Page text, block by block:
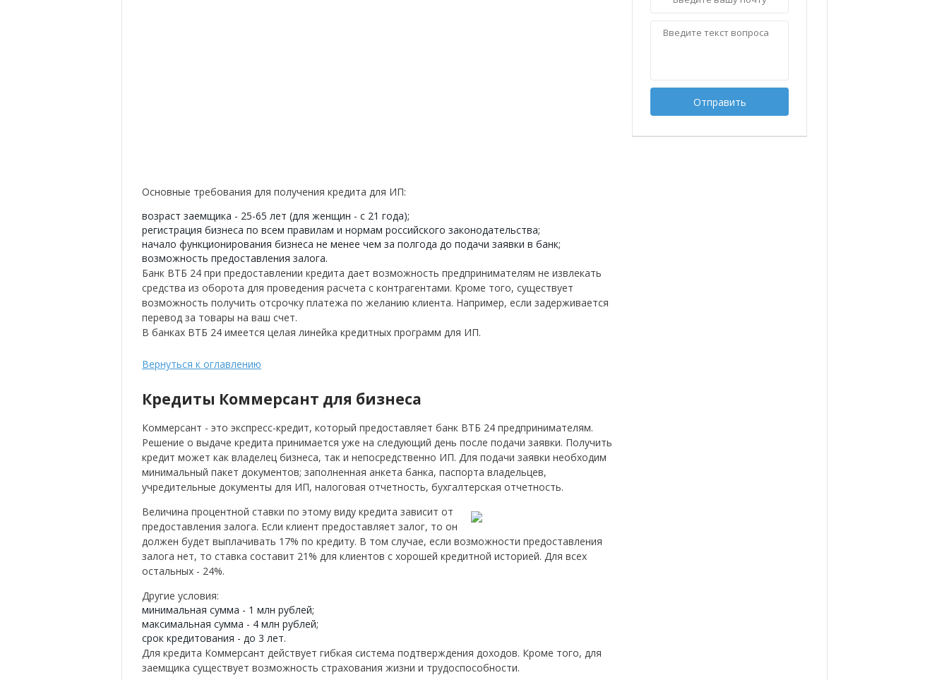
Основные требования для получения кредита для ИП:
возраст заемщика - 25-65 лет (для женщин - с 21 года);
регистрация бизнеса по всем правилам и нормам российского законодательства;
начало функционирования бизнеса не менее чем за полгода до подачи заявки в банк;
возможность предоставления залога.
Банк ВТБ 24 при предоставлении кредита дает возможность предпринимателям не извлекать
средства из оборота для проведения расчета с контрагентами. Кроме того, существует
возможность получить отсрочку платежа по желанию клиента. Например, если задерживается
перевод за товары на ваш счет.
В банках ВТБ 24 имеется целая линейка кредитных программ для ИП.
Вернуться к оглавлению
Кредиты Коммерсант для бизнеса
Коммерсант - это экспресс-кредит, который предоставляет банк ВТБ 24 предпринимателям.
Решение о выдаче кредита принимается уже на следующий день после подачи заявки. Получить
кредит может как владелец бизнеса, так и непосредственно ИП. Для подачи заявки необходим
минимальный пакет документов; заполненная анкета банка, паспорта владельцев,
учредительные документы для ИП, налоговая отчетность, бухгалтерская отчетность.
Величина процентной ставки по этому виду кредита зависит от
предоставления залога. Если клиент предоставляет залог, то он
должен будет выплачивать 17% по кредиту. В том случае, если возможности предоставления
залога нет, то ставка составит 21% для клиентов с хорошей кредитной историей. Для всех
остальных - 24%.
Другие условия:
минимальная сумма - 1 млн рублей;
максимальная сумма - 4 млн рублей;
срок кредитования - до 3 лет.
Для кредита Коммерсант действует гибкая система подтверждения доходов. Кроме того, для
заемщика существует возможность страхования жизни и трудоспособности.